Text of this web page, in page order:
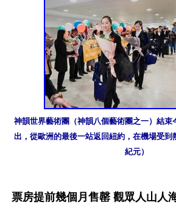
神韻世界藝術團（神韻八個藝術團之一）結束
出，從歐洲的最後一站返回紐約，在機場受到
紀元）
票房提前幾個月售罄 觀眾人山人